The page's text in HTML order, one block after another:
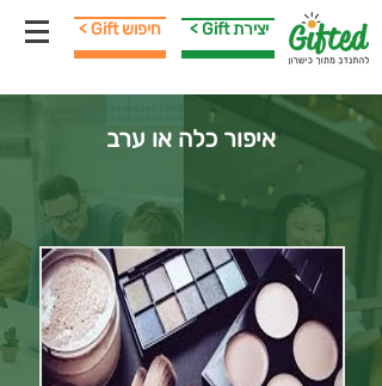
< Gift חיפוש < Gift יצירת
איפור כלה או ערב